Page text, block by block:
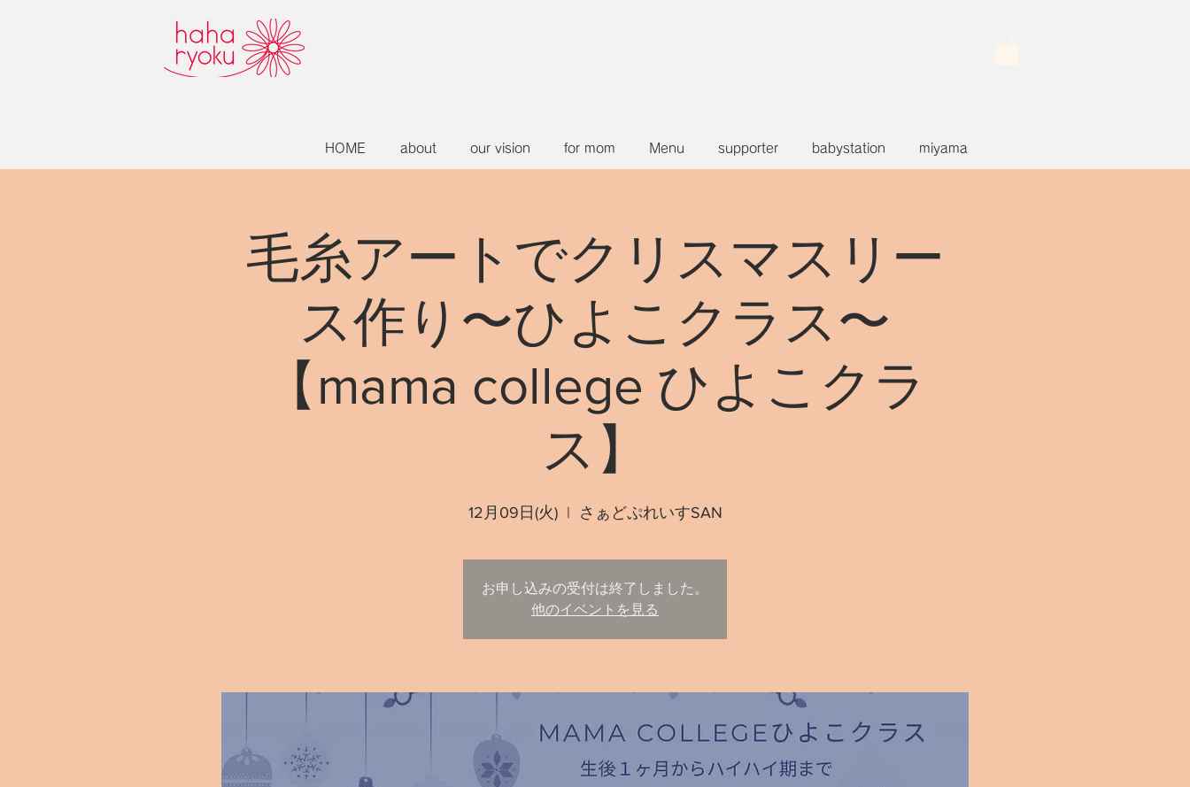
HOME about our vision for mom Menu supporter babystation miyama
毛糸アートでクリスマスリー
ス作り〜ひよこクラス〜
【mama college ひよこクラ
ス】
12月09日(火)
  |
さぁどぷれいすSAN
お申し込みの受付は終了しました。
他のイベントを見る